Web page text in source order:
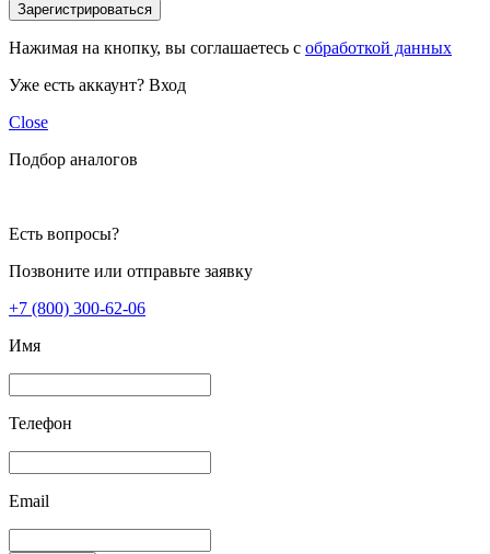
Зарегистрироваться
Нажимая на кнопку, вы соглашаетесь с обработкой данных
Уже есть аккаунт? Вход
Close
Подбор аналогов
Есть вопросы?
Позвоните или отправьте заявку
+7 (800) 300-62-06
Имя
Телефон
Email